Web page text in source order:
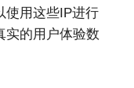
使用这些IP进行
实的用户体验数